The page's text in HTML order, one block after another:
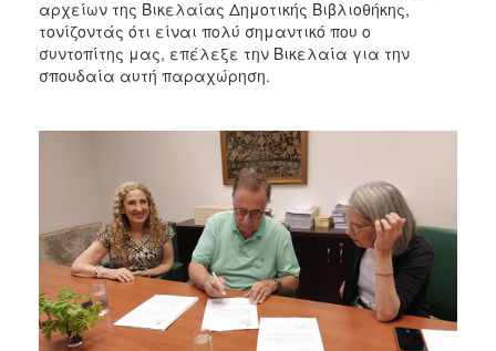
αρχείων της Βικελαίας Δημοτικής Βιβλιοθήκης,
τονίζοντάς ότι είναι πολύ σημαντικό που ο
συντοπίτης μας, επέλεξε την Βικελαία για την
σπουδαία αυτή παραχώρηση.